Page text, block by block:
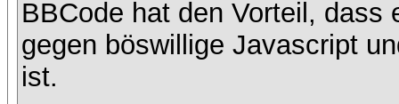
BBCode hat den Vorteil, dass
gegen böswillige Javascript
ist.